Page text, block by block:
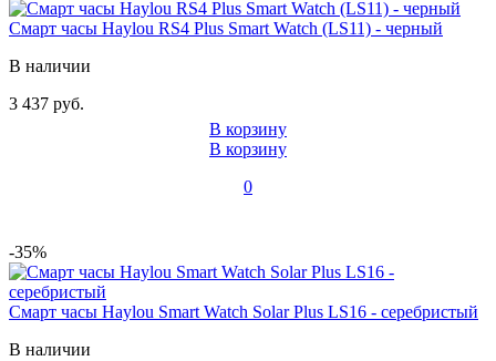
Смарт часы Haylou RS4 Plus Smart Watch (LS11) - черный
В наличии
3 437 руб.
В корзину
В корзину
0
-35%
Смарт часы Haylou Smart Watch Solar Plus LS16 - серебристый
В наличии